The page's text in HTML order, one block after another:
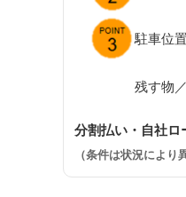
駐車位
残す物
分割払い・自社ロ
（条件は状況により